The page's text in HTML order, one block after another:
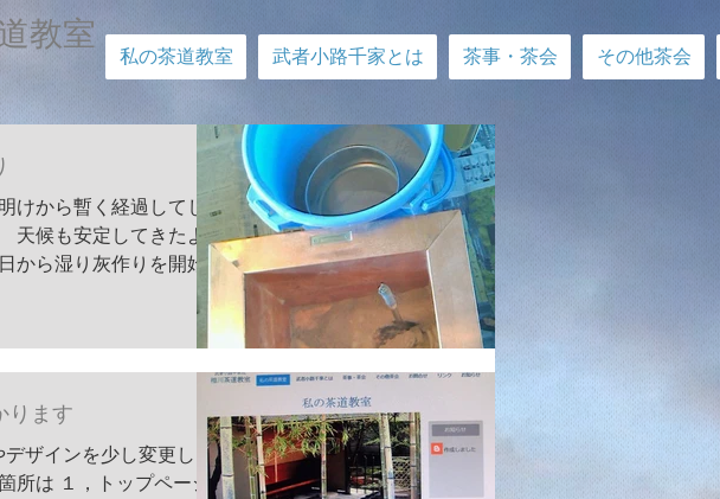
教室​
私の茶道教室 武者小路千家とは 茶事・茶会 その他茶会
けから暫く経過してしま
天候も安定してきたよう
から湿り灰作りを開始で
をふるって 番茶の煮出し
練って・・・。乾かしま
ります
ザインを少し変更しま
所は １，トップページ